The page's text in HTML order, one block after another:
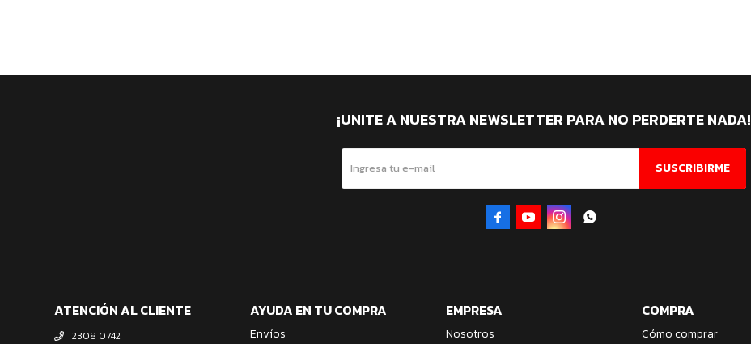
ATENCIÓN AL CLIENTE
2308 0742
AYUDA EN TU COMPRA
Envíos
EMPRESA
Nosotros
COMPRA
Cómo comprar
¡UNITE A NUESTRA NEWSLETTER PARA NO PERDERTE NADA!
SUSCRIBIRME
   